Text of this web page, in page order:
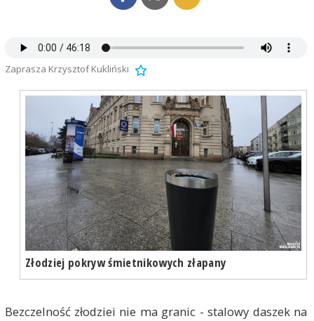
Zaprasza Krzysztof Kukliński
Złodziej pokryw śmietnikowych złapany
Bezczelność złodziei nie ma granic - stalowy daszek na